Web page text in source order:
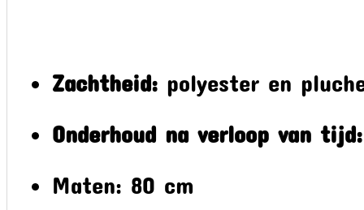
Zachtheid: polyester en
Onderhoud na verloop van tijd:
Maten: 80 cm